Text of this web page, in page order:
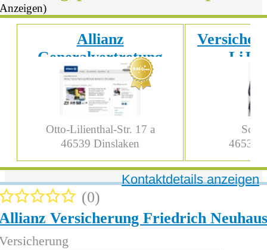
Allianz
Generalvertretung
Michael Kerkes
Otto-Lilienthal-Str. 17 a
46539 Dinslaken
LiJa
46535
Versicherung Friedrich Neuhaus
0
Kontaktdetails anzeigen